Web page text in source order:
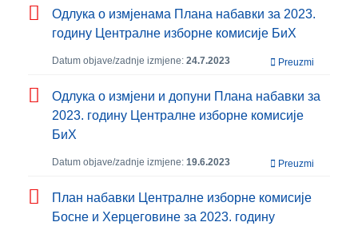
Одлука о измјенама Плана набавки за 2023.
годину Централне изборне комисије БиХ
Datum objave/zadnje izmjene: 24.7.2023 Preuzmi
Одлука о измјени и допуни Плана набавки за
2023. годину Централне изборне комисије
БиХ
Datum objave/zadnje izmjene: 19.6.2023 Preuzmi
План набавки Централне изборне комисије
Босне и Херцеговине за 2023. годину